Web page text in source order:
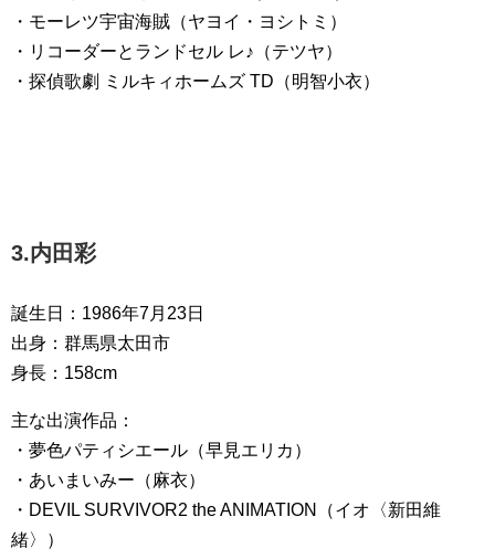
・モーレツ宇宙海賊（ヤヨイ・ヨシトミ）
・リコーダーとランドセル レ♪（テツヤ）
・探偵歌劇 ミルキィホームズ TD（明智小衣）
3.内田彩
誕生日：1986年7月23日
出身：群馬県太田市
身長：158cm
主な出演作品：
・夢色パティシエール（早見エリカ）
・あいまいみー（麻衣）
・DEVIL SURVIVOR2 the ANIMATION（イオ〈新田維
緒〉）